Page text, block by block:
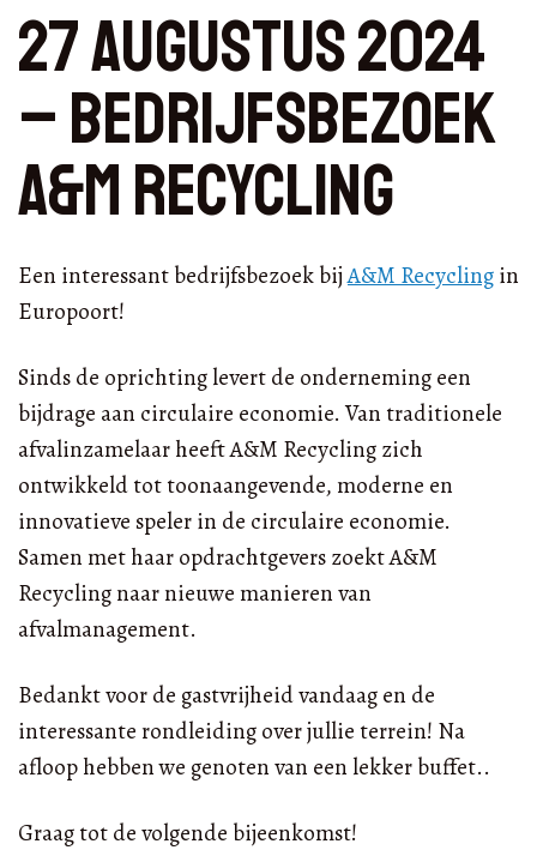
27 augustus 2024
– bedrijfsbezoek
A&M Recycling
Een interessant bedrijfsbezoek bijA&M Recyclingin
Europoort!
Sinds de oprichting levert de onderneming een
bijdrage aan circulaire economie. Van traditionele
afvalinzamelaar heeft A&M Recycling zich
ontwikkeld tot toonaangevende, moderne en
innovatieve speler in de circulaire economie.
Samen met haar opdrachtgevers zoekt A&M
Recycling naar nieuwe manieren van
afvalmanagement.
Bedankt voor de gastvrijheid vandaag en de
interessante rondleiding over jullie terrein! Na
afloop hebben we genoten van een lekker buffet..
Graag tot de volgende bijeenkomst!